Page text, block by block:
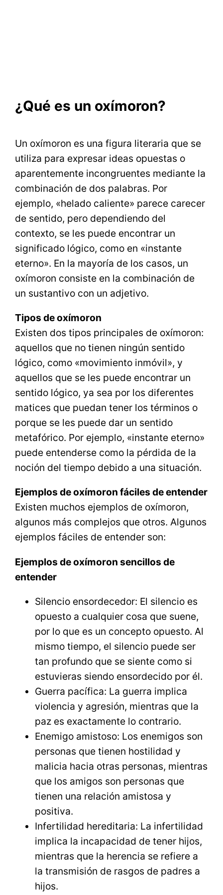
¿Qué es un oxímoron?
Un oxímoron es una figura literaria que se
utiliza para expresar ideas opuestas o
aparentemente incongruentes mediante la
combinación de dos palabras. Por
ejemplo, «helado caliente» parece carecer
de sentido, pero dependiendo del
contexto, se les puede encontrar un
significado lógico, como en «instante
eterno». En la mayoría de los casos, un
oxímoron consiste en la combinación de
un sustantivo con un adjetivo.
Tipos de oxímoron
Existen dos tipos principales de oxímoron:
aquellos que no tienen ningún sentido
lógico, como «movimiento inmóvil», y
aquellos que se les puede encontrar un
sentido lógico, ya sea por los diferentes
matices que puedan tener los términos o
porque se les puede dar un sentido
metafórico. Por ejemplo, «instante eterno»
puede entenderse como la pérdida de la
noción del tiempo debido a una situación.
Ejemplos de oxímoron fáciles de entender
Existen muchos ejemplos de oxímoron,
algunos más complejos que otros. Algunos
ejemplos fáciles de entender son:
Ejemplos de oxímoron sencillos de
entender
Silencio ensordecedor: El silencio es
opuesto a cualquier cosa que suene,
por lo que es un concepto opuesto. Al
mismo tiempo, el silencio puede ser
tan profundo que se siente como si
estuvieras siendo ensordecido por él.
Guerra pacífica: La guerra implica
violencia y agresión, mientras que la
paz es exactamente lo contrario.
Enemigo amistoso: Los enemigos son
personas que tienen hostilidad y
malicia hacia otras personas, mientras
que los amigos son personas que
tienen una relación amistosa y
positiva.
Infertilidad hereditaria: La infertilidad
implica la incapacidad de tener hijos,
mientras que la herencia se refiere a
la transmisión de rasgos de padres a
hijos.